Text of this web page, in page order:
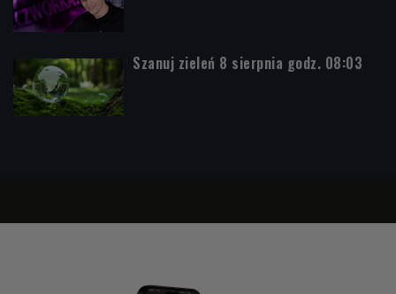
Szanuj zieleń 8 sierpnia godz. 08:03